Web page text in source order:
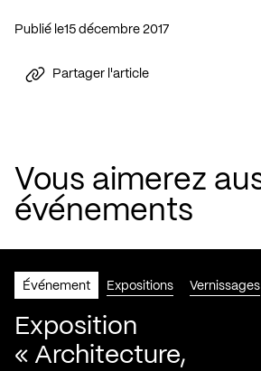
Publié le 15 décembre 2017
Partager l'article
Vous aimerez
événements
Événement Expositions Vernissages
Exposition
« Architecture,